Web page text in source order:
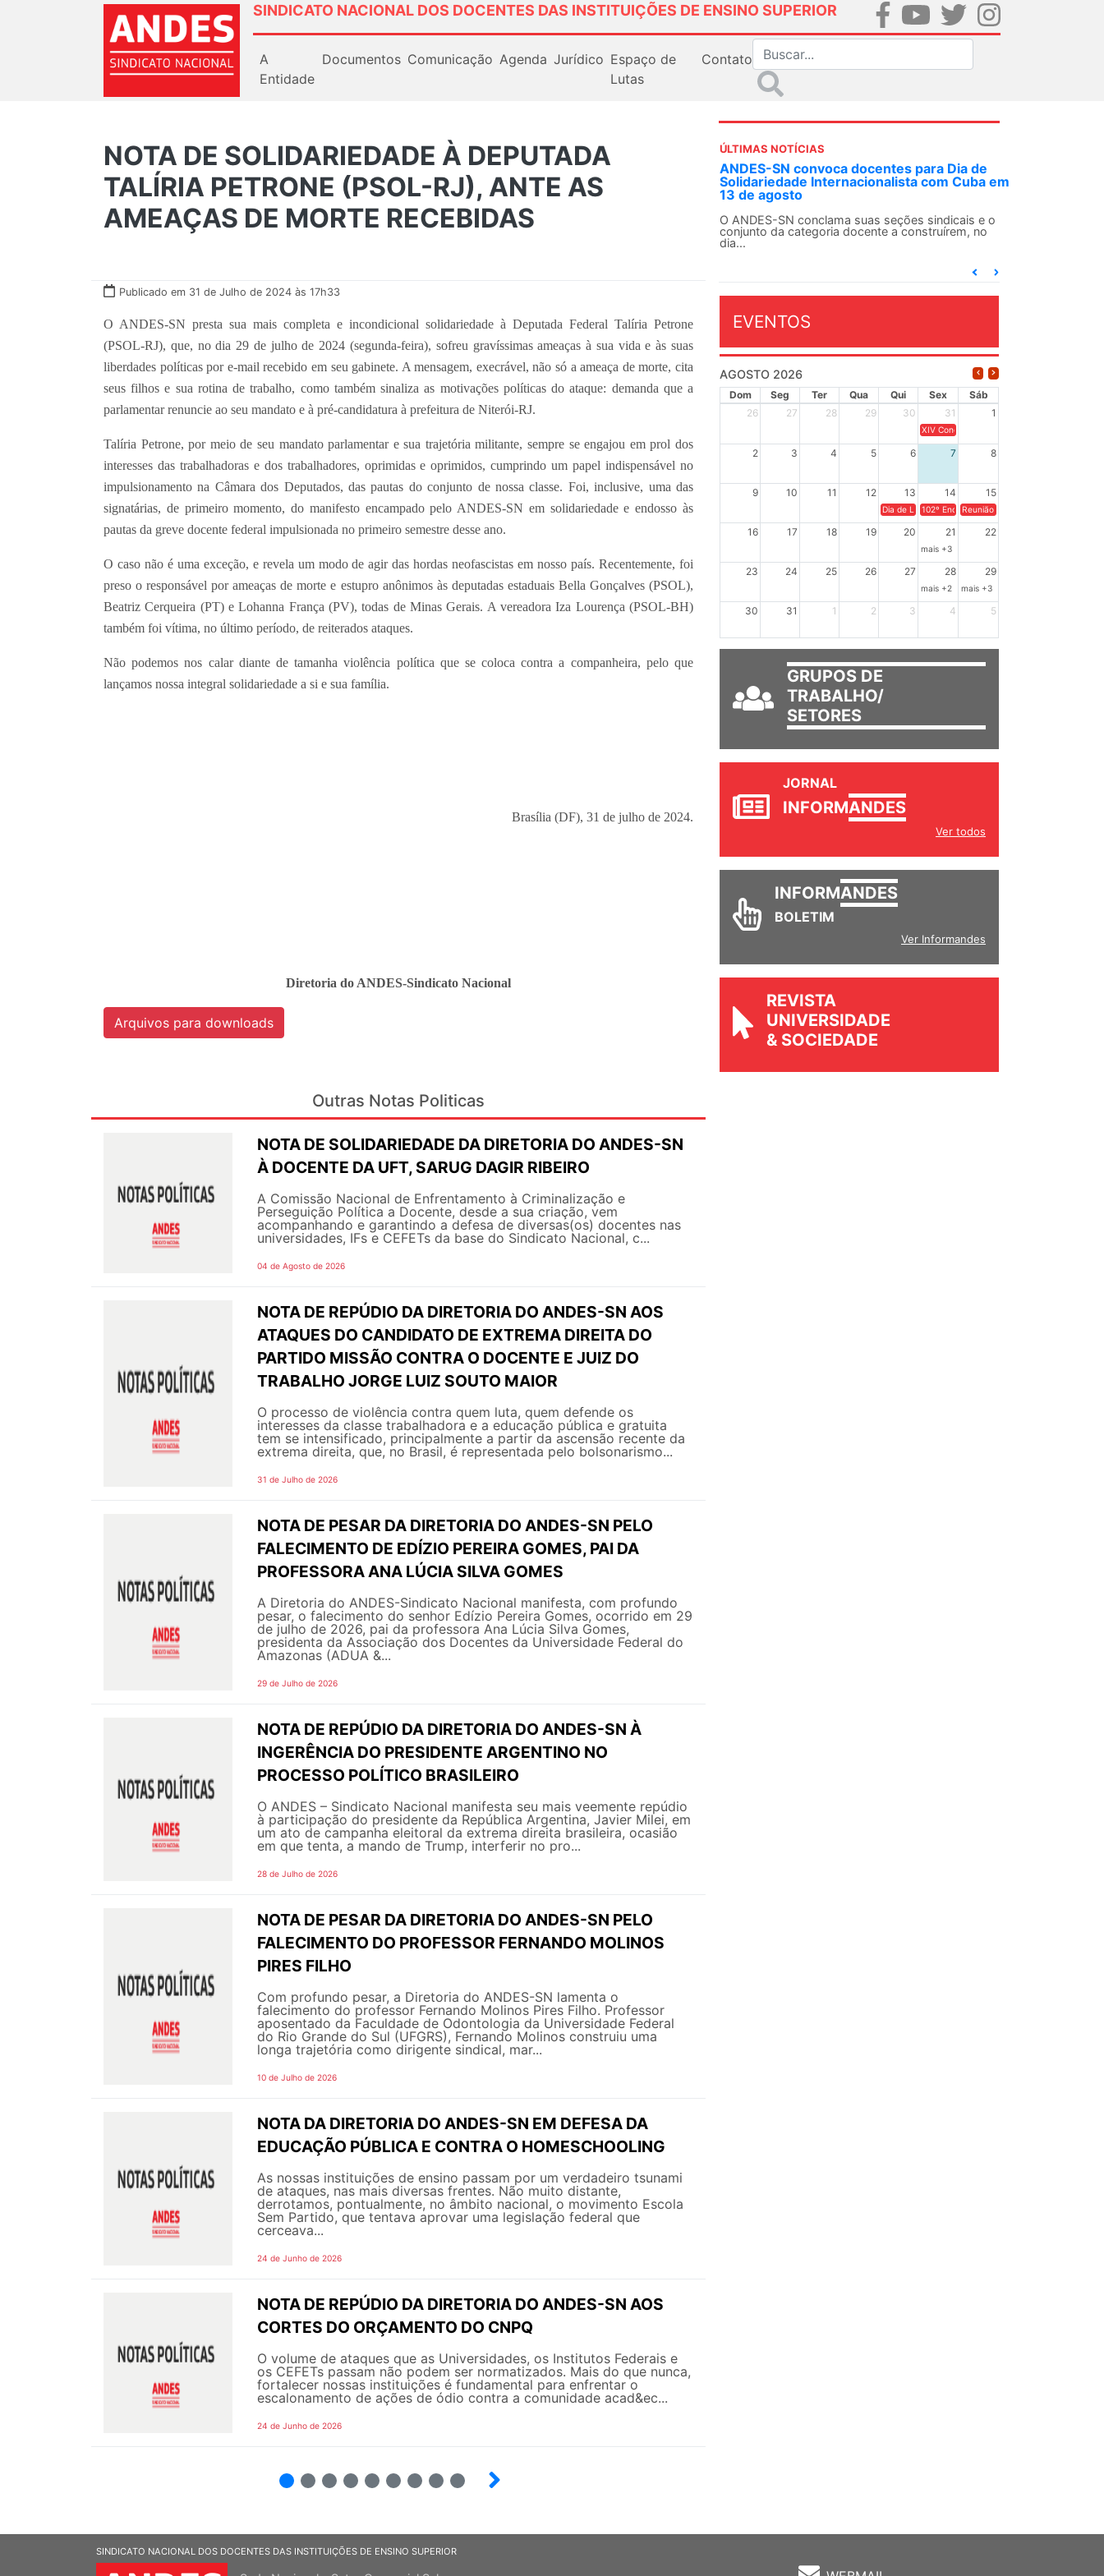
SINDICATO NACIONAL DOS DOCENTES DAS INSTITUIÇÕES DE ENSINO SUPERIOR
A
Entidade
Documentos Comunicação Agenda Jurídico Espaço de
Lutas
Contato
NOTA DE SOLIDARIEDADE À DEPUTADA
TALÍRIA PETRONE (PSOL-RJ), ANTE AS
AMEAÇAS DE MORTE RECEBIDAS
Publicado em 31 de Julho de 2024 às 17h33
O ANDES-SN presta sua mais completa e incondicional solidariedade à Deputada Federal Talíria Petrone
(PSOL-RJ), que, no dia 29 de julho de 2024 (segunda-feira), sofreu gravíssimas ameaças à sua vida e às suas
liberdades políticas por e-mail recebido em seu gabinete. A mensagem, execrável, não só a ameaça de morte, cita
seus filhos e sua rotina de trabalho, como também sinaliza as motivações políticas do ataque: demanda que a
parlamentar renuncie ao seu mandato e à pré-candidatura à prefeitura de Niterói-RJ.
Talíria Petrone, por meio de seu mandato parlamentar e sua trajetória militante, sempre se engajou em prol dos
interesses das trabalhadoras e dos trabalhadores, oprimidas e oprimidos, cumprindo um papel indispensável no
impulsionamento na Câmara dos Deputados, das pautas do conjunto de nossa classe. Foi, inclusive, uma das
signatárias, de primeiro momento, do manifesto encampado pelo ANDES-SN em solidariedade e endosso às
pautas da greve docente federal impulsionada no primeiro semestre desse ano.
O caso não é uma exceção, e revela um modo de agir das hordas neofascistas em nosso país. Recentemente, foi
preso o responsável por ameaças de morte e estupro anônimos às deputadas estaduais Bella Gonçalves (PSOL),
Beatriz Cerqueira (PT) e Lohanna França (PV), todas de Minas Gerais. A vereadora Iza Lourença (PSOL-BH)
também foi vítima, no último período, de reiterados ataques.
Não podemos nos calar diante de tamanha violência política que se coloca contra a companheira, pelo que
lançamos nossa integral solidariedade a si e sua família.
Brasília (DF), 31 de julho de 2024.
Diretoria do ANDES-Sindicato Nacional
Arquivos para downloads
Outras Notas Politicas
NOTA DE SOLIDARIEDADE DA DIRETORIA DO ANDES-SN
À DOCENTE DA UFT, SARUG DAGIR RIBEIRO
A Comissão Nacional de Enfrentamento à Criminalização e
Perseguição Política a Docente, desde a sua criação, vem
acompanhando e garantindo a defesa de diversas(os) docentes nas
universidades, IFs e CEFETs da base do Sindicato Nacional, c...
04 de Agosto de 2026
NOTA DE REPÚDIO DA DIRETORIA DO ANDES-SN AOS
ATAQUES DO CANDIDATO DE EXTREMA DIREITA DO
PARTIDO MISSÃO CONTRA O DOCENTE E JUIZ DO
TRABALHO JORGE LUIZ SOUTO MAIOR
O processo de violência contra quem luta, quem defende os
interesses da classe trabalhadora e a educação pública e gratuita
tem se intensificado, principalmente a partir da ascensão recente da
extrema direita, que, no Brasil, é representada pelo bolsonarismo...
31 de Julho de 2026
NOTA DE PESAR DA DIRETORIA DO ANDES-SN PELO
FALECIMENTO DE EDÍZIO PEREIRA GOMES, PAI DA
PROFESSORA ANA LÚCIA SILVA GOMES
A Diretoria do ANDES-Sindicato Nacional manifesta, com profundo
pesar, o falecimento do senhor Edízio Pereira Gomes, ocorrido em 29
de julho de 2026, pai da professora Ana Lúcia Silva Gomes,
presidenta da Associação dos Docentes da Universidade Federal do
Amazonas (ADUA &...
29 de Julho de 2026
NOTA DE REPÚDIO DA DIRETORIA DO ANDES-SN À
INGERÊNCIA DO PRESIDENTE ARGENTINO NO
PROCESSO POLÍTICO BRASILEIRO
O ANDES – Sindicato Nacional manifesta seu mais veemente repúdio
à participação do presidente da República Argentina, Javier Milei, em
um ato de campanha eleitoral da extrema direita brasileira, ocasião
em que tenta, a mando de Trump, interferir no pro...
28 de Julho de 2026
NOTA DE PESAR DA DIRETORIA DO ANDES-SN PELO
FALECIMENTO DO PROFESSOR FERNANDO MOLINOS
PIRES FILHO
Com profundo pesar, a Diretoria do ANDES-SN lamenta o
falecimento do professor Fernando Molinos Pires Filho. Professor
aposentado da Faculdade de Odontologia da Universidade Federal
do Rio Grande do Sul (UFGRS), Fernando Molinos construiu uma
longa trajetória como dirigente sindical, mar...
10 de Julho de 2026
NOTA DA DIRETORIA DO ANDES-SN EM DEFESA DA
EDUCAÇÃO PÚBLICA E CONTRA O HOMESCHOOLING
As nossas instituições de ensino passam por um verdadeiro tsunami
de ataques, nas mais diversas frentes. Não muito distante,
derrotamos, pontualmente, no âmbito nacional, o movimento Escola
Sem Partido, que tentava aprovar uma legislação federal que
cerceava...
24 de Junho de 2026
NOTA DE REPÚDIO DA DIRETORIA DO ANDES-SN AOS
CORTES DO ORÇAMENTO DO CNPQ
O volume de ataques que as Universidades, os Institutos Federais e
os CEFETs passam não podem ser normatizados. Mais do que nunca,
fortalecer nossas instituições é fundamental para enfrentar o
escalonamento de ações de ódio contra a comunidade acad&ec...
24 de Junho de 2026
ÚLTIMAS NOTÍCIAS
ANDES-SN convoca docentes para Dia de
Solidariedade Internacionalista com Cuba em
13 de agosto
O ANDES-SN conclama suas seções sindicais e o
conjunto da categoria docente a construírem, no
dia...
EVENTOS
AGOSTO 2026
Dom Seg Ter Qua Qui Sex
Sáb
26
27 28 29 30 31 1
XIV Congresso Brasileiro de
2 3 4 5 6 7 8
9 10 11 12 13 14 15
Dia de Luta em Defesa de Cuba e da Soberania dos
102º Encontro da Regional Leste, “Em terra
Reunião GTPE.
16 17 18 19 20 21 22
mais +3
23 24 25 26 27 28 29
mais +2 mais +3
30 31 1 2 3 4 5
GRUPOS DE
TRABALHO/
SETORES
JORNAL
INFORMANDES
Ver todos
INFORMANDES
BOLETIM
Ver Informandes
REVISTA
UNIVERSIDADE
& SOCIEDADE
SINDICATO NACIONAL DOS DOCENTES DAS INSTITUIÇÕES DE ENSINO SUPERIOR